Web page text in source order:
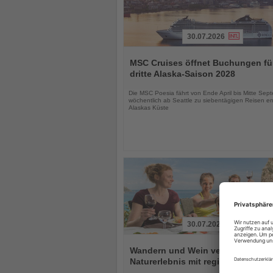
Sie
die
30.07.2026
MSC Cruises öffnet Buchungen
dritte Alaska-Saison 2028
Die MSC Poesia fährt von Ende April bis Mitte
wöchentlich ab Seattle zu siebentägigen Reisen
Alaskas Küste
Sie
die
30.07.2026
Wandern und Wein verbinden
Naturerlebnis mit regionalem